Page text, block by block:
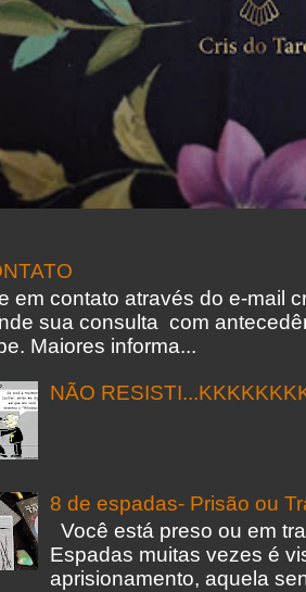
em contato através do e-mail
sua consulta com
Maiores informa...
NÃO
8 de espadas- Prisão ou
Você está preso ou em
Espadas muitas vezes é
aprisionamento, aquela